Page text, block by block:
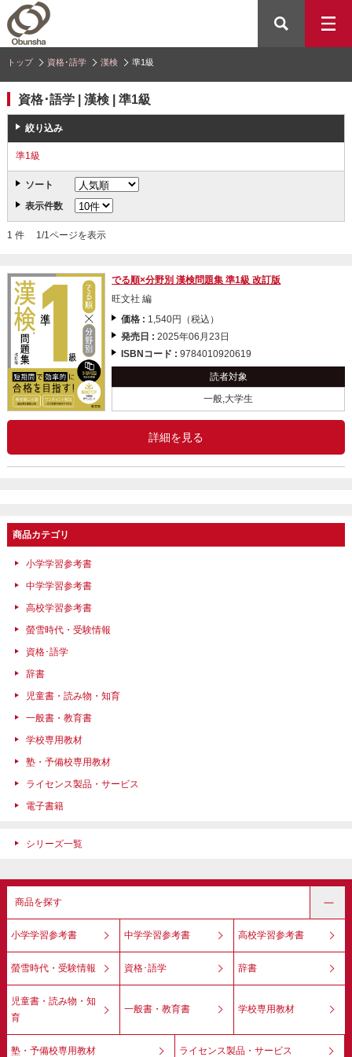
トップ 資格･語学 漢検 準1級
資格･語学 | 漢検 | 準1級
絞り込み
準1級
ソート
表示件数
1 件 1/1ページを表示
でる順×分野別 漢検問題集 準1級 改訂版
旺文社 編
価格 : 1,540円（税込）
発売日 :2025年06月23日
ISBNコード :9784010920619
読者対象
一般,大学生
詳細を見る
商品カテゴリ
小学学習参考書
中学学習参考書
高校学習参考書
螢雪時代・受験情報
資格･語学
辞書
児童書・読み物・知育
一般書・教育書
学校専用教材
塾・予備校専用教材
ライセンス製品・サービス
電子書籍
シリーズ一覧
商品を探す
小学学習参考書 中学学習参考書 高校学習参考書
螢雪時代・受験情報 資格･語学 辞書
児童書・読み物・知
育
一般書・教育書 学校専用教材
塾・予備校専用教材 ライセンス製品・サービス